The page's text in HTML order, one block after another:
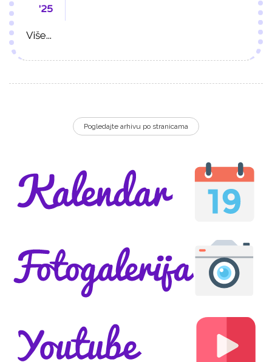
'25
Više...
Pogledajte arhivu po stranicama